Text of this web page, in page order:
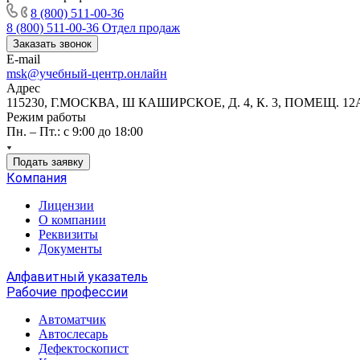
8 (800) 511-00-36
8 (800) 511-00-36 Отдел продаж
Заказать звонок
E-mail
msk@учебный-центр.онлайн
Адрес
115230, Г.МОСКВА, Ш КАШИРСКОЕ, Д. 4, К. 3, ПОМЕЩ.
Режим работы
Пн. – Пт.: с 9:00 до 18:00
Подать заявку
Компания
Лицензии
О компании
Реквизиты
Документы
Алфавитный указатель
Рабочие профессии
Автоматчик
Автослесарь
Дефектоскопист